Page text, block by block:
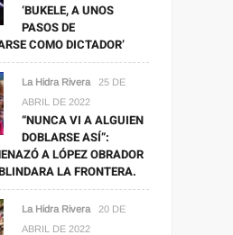
‘BUKELE, A UNOS
PASOS DE
COMO DICTADOR’
La Hidra Rivera
25 DE
ABRIL DE 2022
“NUNCA VI A ALGUIEN
DOBLARSE ASÍ”:
A LÓPEZ OBRADOR
LA FRONTERA.
La Hidra Rivera
20 DE
ABRIL DE 2022